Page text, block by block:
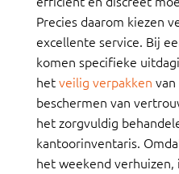
Precies daarom kiezen
excellente service. Bij
komen specifieke
hetveilig verpakken
beschermen van
het zorgvuldig
kantoorinventaris.
het weekend